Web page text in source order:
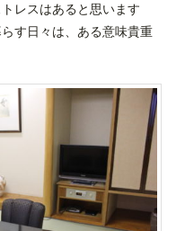
レスはあると思います
す日々は、ある意味貴重